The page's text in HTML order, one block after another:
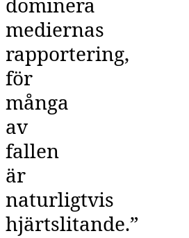
mediernas
rapportering,
för
många
av
fallen
är
naturligtvis
hjärtslitande.”